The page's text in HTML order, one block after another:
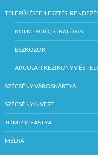
TELEPÜLÉSFEJLESZTÉS,
KONCEPCIÓ, STRATÉGIA
ESZKÖZÖK
ARCULATI KÉZIKÖNYV ÉS
SZÉCSÉNY VÁROSKÁRTYA
SZÉCSÉNYINVEST
TÖMLÖCBÁSTYA
MÉDIA